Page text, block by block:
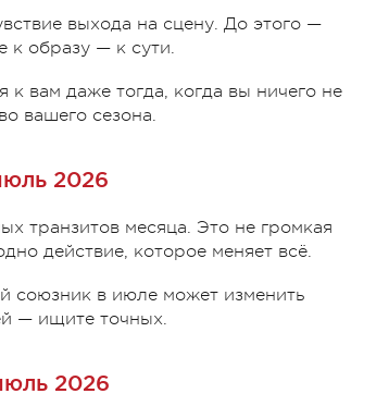
выхода на сцену. До этого —
к образу — к сути.
к вам даже тогда, когда вы ничего не
вашего сезона.
2026
транзитов месяца. Это не громкая
действие, которое меняет всё.
союзник в июле может изменить
— ищите точных.
2026